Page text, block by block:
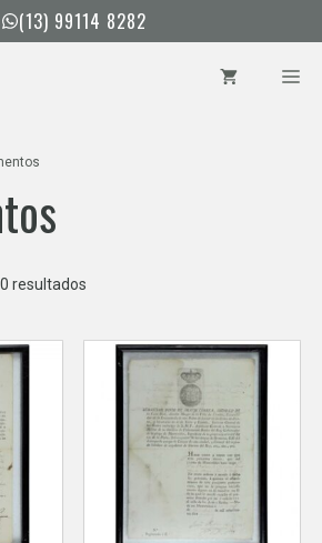
(13) 99114 8282
resultados
recente